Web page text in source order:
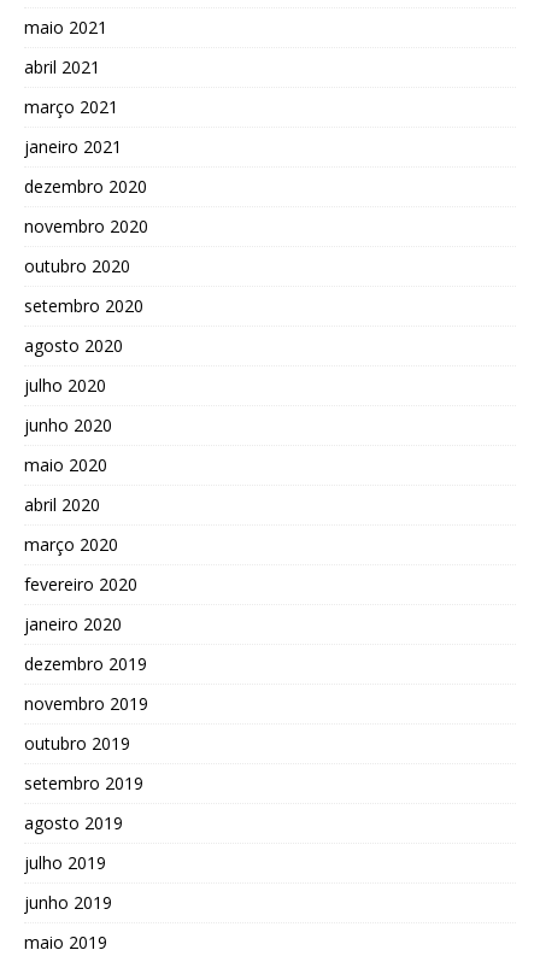
maio 2021
abril 2021
março 2021
janeiro 2021
dezembro 2020
novembro 2020
outubro 2020
setembro 2020
agosto 2020
julho 2020
junho 2020
maio 2020
abril 2020
março 2020
fevereiro 2020
janeiro 2020
dezembro 2019
novembro 2019
outubro 2019
setembro 2019
agosto 2019
julho 2019
junho 2019
maio 2019